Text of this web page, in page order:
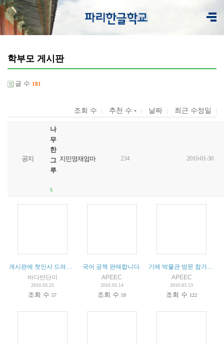
학부모 게시판
글 수 181
조회 수 추천 수 날짜 최근 수정일
공지
나
무
한
그
루
5
지민영재엄마 234 2010-01-30
(1)
바다반단이
2010.03.25
조회 수57
국어 공책 판매합니다.
APEEC
2010.03.14
조회 수59
기메 박물관 방문 참가 신청서를 모집합니다.
APEEC
2010.03.13
조회 수 122